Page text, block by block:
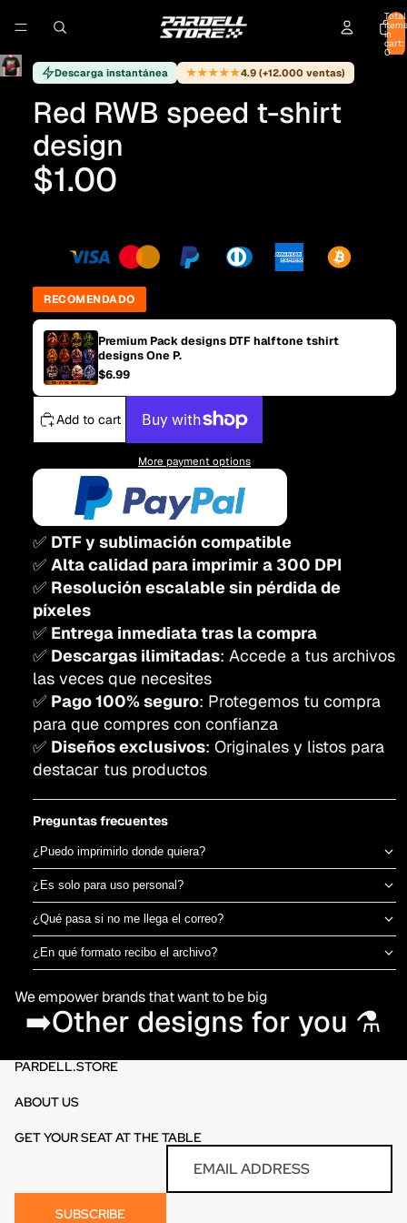
Total
items
in
cart:
0
Descarga instantánea ★★★★★4.9 (+12.000 ventas)
Red RWB speed t-shirt
design
$1.00
RECOMENDADO
Premium Pack designs DTF halftone tshirt
designs One P.
$6.99
Add to cart
More payment options
✅ DTF y sublimación compatible
✅ Alta calidad para imprimir a 300 DPI
✅ Resolución escalable sin pérdida de
píxeles
✅ Entrega inmediata tras la compra
✅ Descargas ilimitadas: Accede a tus archivos
las veces que necesites
✅ Pago 100% seguro: Protegemos tu compra
para que compres con confianza
✅ Diseños exclusivos: Originales y listos para
destacar tus productos
Preguntas frecuentes
¿Puedo imprimirlo donde quiera?
Sí, el archivo es tuyo para imprimir en el taller de DTF o sublimación
que prefieras. No estamos ligados a una imprenta específica.
¿Es solo para uso personal?
Puedes usarlo para camisetas propias o para vender productos
físicos ya impresos. No está permitido revender o redistribuir el
archivo digital en sí.
¿Qué pasa si no me llega el correo?
Revisa spam o promociones primero. Si aún así no aparece en 30
minutos, escríbenos por el chat de la tienda y te lo reenviamos al
¿En qué formato recibo el archivo?
directamente en DTF o sublimación.
We empower brands that want to be big
➡️Other designs for you ⚗️
PARDELL.STORE
ABOUT US
GET YOUR SEAT AT THE TABLE
SUBSCRIBE
Refund policy
Terms of service